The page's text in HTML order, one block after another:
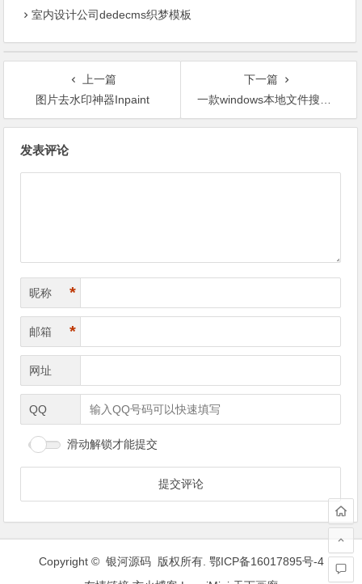
室内设计公司dedecms织梦模板
上一篇
图片去水印神器Inpaint
下一篇
一款windows本地文件搜索工具
发表评论
昵称 *
邮箱 *
网址
QQ
滑动解锁才能提交
Copyright © 银河源码 版权所有. 鄂ICP备16017895号-4